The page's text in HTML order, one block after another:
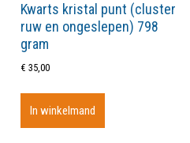
Kwarts kristal punt (cluster
ruw en ongeslepen) 798
gram
€ 35,00
In winkelmand